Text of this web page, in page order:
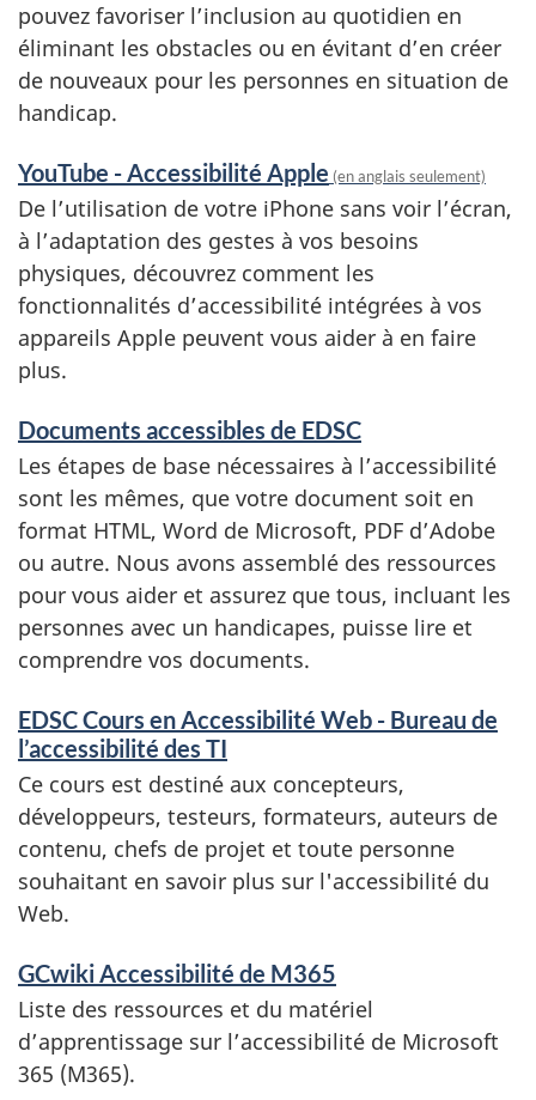
pouvez favoriser l’inclusion au quotidien en
éliminant les obstacles ou en évitant d’en créer
de nouveaux pour les personnes en situation de
handicap.
YouTube - Accessibilité Apple (en anglais seulement)
De l’utilisation de votre iPhone sans voir l’écran,
à l’adaptation des gestes à vos besoins
physiques, découvrez comment les
fonctionnalités d’accessibilité intégrées à vos
appareils Apple peuvent vous aider à en faire
plus.
Documents accessibles de EDSC
Les étapes de base nécessaires à l’accessibilité
sont les mêmes, que votre document soit en
format HTML, Word de Microsoft, PDF d’Adobe
ou autre. Nous avons assemblé des ressources
pour vous aider et assurez que tous, incluant les
personnes avec un handicapes, puisse lire et
comprendre vos documents.
EDSC Cours en Accessibilité Web - Bureau de
l’accessibilité des TI
Ce cours est destiné aux concepteurs,
développeurs, testeurs, formateurs, auteurs de
contenu, chefs de projet et toute personne
souhaitant en savoir plus sur l'accessibilité du
Web.
GCwiki Accessibilité de M365
Liste des ressources et du matériel
d’apprentissage sur l’accessibilité de Microsoft
365 (M365).